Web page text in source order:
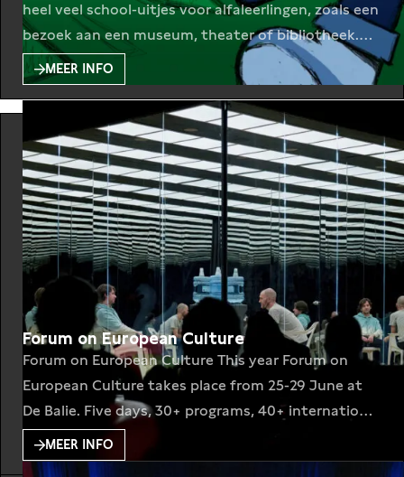
heel veel school-uitjes voor alfaleerlingen, zoals een
bezoek aan een museum, theater of bibliotheek.
Maar hoeveel extra-curriculair onderwijs is er voor
de ontluikende bèta leerling? Elke laatste vrijdag
van de maand bundelen De Balie en Adyen hun
krachten om een Amsterdamse vmbo-klas een
leuke en leerzame tech-middag te
MEER INFO
Forum on European Culture
Forum on European Culture This year Forum on
European Culture takes place from 25-29 June at
De Balie. Five days, 30+ programs, 40+ international
artists, writers & thinkers, art installations, film
screenings, talks and more. Find out more below:
MEER INFO